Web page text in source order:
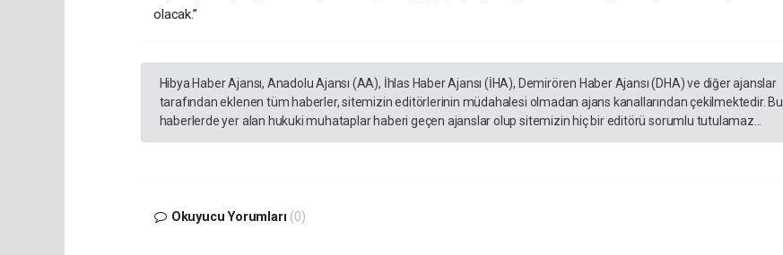
olacak.”
Hibya Haber Ajansı, Anadolu Ajansı (AA), İhlas Haber Ajansı (İHA), Demirören Haber Ajansı (DHA) ve diğer ajanslar
tarafından eklenen tüm haberler, sitemizin editörlerinin müdahalesi olmadan ajans kanallarından çekilmektedir. Bu
haberlerde yer alan hukuki muhataplar haberi geçen ajanslar olup sitemizin hiç bir editörü sorumlu tutulamaz...
Okuyucu Yorumları (0)